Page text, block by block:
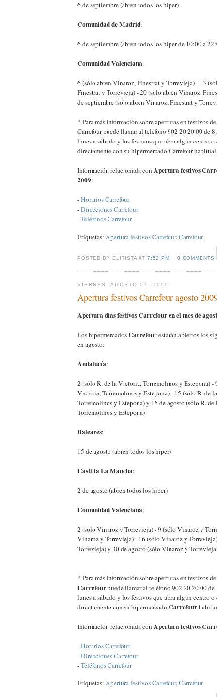
6 de septiembre (abren todos los hiper)
Comunidad de Madrid:
6 de septiembre (abren todos los hiper de 10:00 a
Comunidad Valenciana:
6 (sólo abren Vinaroz, Finestrat y Torrevieja) - 13
Finestrat y Torrevieja) - 20 (sólo abren Vinaroz,
de septiembre (sólo abren Vinaroz, Finestrat y
* Para más información sobre aperturas en festivos
Carrefour puede llamar al teléfono 902 20 20 00 de
lunes a sábado y los festivos que abra algún centro
directamente con su hipermercado Carrefour habitual.
Información relacionada con Apertura festivos
2009:
-Horarios Carrefour
-Direcciones Carrefour
-Teléfonos Carrefour
Etiquetas: Apertura festivos Carrefour,Carrefour
POSTED BY ELITISTA AT7:52 PM 0 COMMENTS
VIERNES, AGOSTO 07, 2009
Apertura festivos Carrefour agosto
Apertura días festivos Carrefour en el mes de
Los hipermercadosCarrefourestarán abiertos los
en agosto:
Andalucía:
2 (sólo R. de la Victoria, Torremolinos y Estepona) -
Victoria, Torremolinos y Estepona) - 15 (sólo R. de
Torremolinos y Estepona) y 16 de agosto (sólo R.
Torremolinos y Estepona)
Baleares:
15 de agosto (abren todos los hiper)
Castilla La Mancha:
2 de agosto (abren todos los hiper)
Comunidad Valenciana:
2 (sólo Vinaroz y Torrevieja) - 9 (sólo Vinaroz y
Vinaroz y Torrevieja) - 16 (sólo Vinaroz y
Torrevieja) y 30 de agosto (sólo Vinaroz y
* Para más información sobre aperturas en festivos
Carrefourpuede llamar al teléfono 902 20 20 00 de
lunes a sábado y los festivos que abra algún centro
directamente con su hipermercadoCarrefour
Información relacionada con Apertura festivos
-Horarios Carrefour
-Direcciones Carrefour
-Teléfonos Carrefour
Etiquetas: Apertura festivos Carrefour,Carrefour